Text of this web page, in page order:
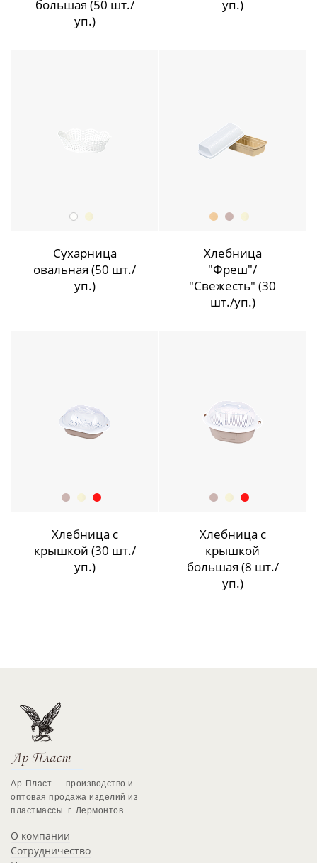
большая (50 шт./
уп.)
уп.)
Сухарница
овальная (50 шт./
уп.)
Хлебница
"Фреш"/
"Свежесть" (30
шт./уп.)
Хлебница с
крышкой (30 шт./
уп.)
Хлебница с
крышкой
большая (8 шт./
уп.)
Ар-Пласт — производство и
оптовая продажа изделий из
пластмассы. г. Лермонтов
О компании
Сотрудничество